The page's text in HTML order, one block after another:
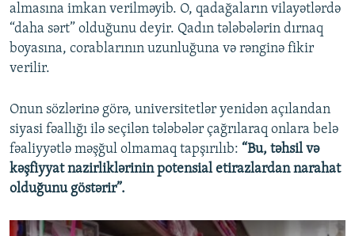
almasına imkan verilməyib. O, qadağaların vilayətlərdə
“daha sərt” olduğunu deyir. Qadın tələbələrin dırnaq
boyasına, corablarının uzunluğuna və rənginə fikir
verilir.
Onun sözlərinə görə, universitetlər yenidən açılandan
siyasi fəallığı ilə seçilən tələbələr çağrılaraq onlara belə
fəaliyyətlə məşğul olmamaq tapşırılıb: “Bu, təhsil və
kəşfiyyat nazirliklərinin potensial etirazlardan narahat
olduğunu göstərir”.